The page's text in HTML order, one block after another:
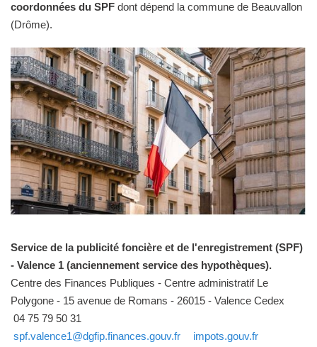
coordonnées du SPF dont dépend la commune de Beauvallon
(Drôme).
Service de la publicité foncière et de l'enregistrement (SPF)
- Valence 1 (anciennement service des hypothèques).
Centre des Finances Publiques - Centre administratif Le
Polygone - 15 avenue de Romans - 26015 - Valence Cedex
04 75 79 50 31
spf.valence1@dgfip.finances.gouv.fr
impots.gouv.fr